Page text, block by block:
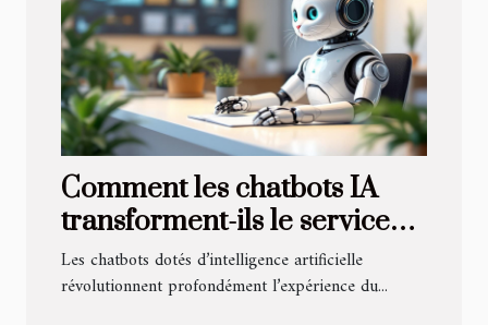
Comment les chatbots IA
transforment-ils le service
client ?
Les chatbots dotés d’intelligence artificielle
révolutionnent profondément l’expérience du...